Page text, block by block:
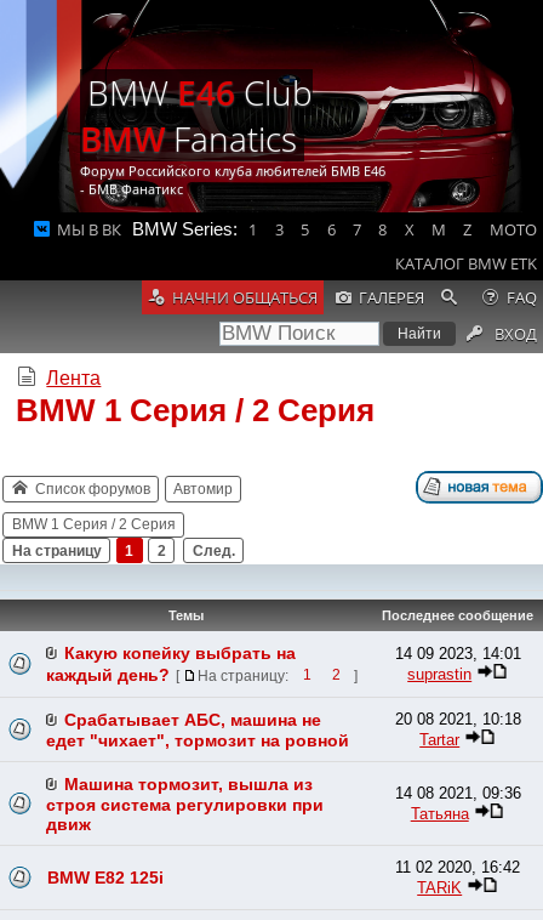
BMWE46Club
BMWFanatics
Форум Российского клуба любителей БМВ Е46
- БМВ Фанатикс
МЫ В ВК BMW Series: 1 3 5 6 7 8 X M Z
MOTO
КАТАЛОГ BMW ETK
НАЧНИ ОБЩАТЬСЯ
ГАЛЕРЕЯ
FAQ
ВХОД
Лента
BMW 1 Серия / 2 Серия
Список форумов Автомир
BMW 1 Серия / 2 Серия
На страницу
1 2 След.
Темы Последнее сообщение
Какую копейку выбрать на
каждый день? [ На страницу: 1 2 ]
14 09 2023, 14:01
suprastin
Срабатывает АБС, машина не
едет "чихает", тормозит на ровной
20 08 2021, 10:18
Tartar
Машина тормозит, вышла из
строя система регулировки при
движ
14 08 2021, 09:36
Татьяна
BMW E82 125i
11 02 2020, 16:42
TARiK